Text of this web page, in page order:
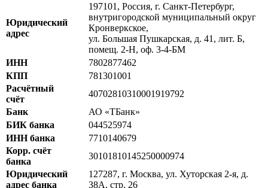
Юридический
адрес
197101, Россия, г. Санкт-Петербург,
внутригородской муниципальный округ
Кронверкское,
ул. Большая Пушкарская, д. 41, лит. Б,
помещ. 2-Н, оф. 3-4-БМ
ИНН
7802877462
КПП
781301001
Расчётный
счёт
40702810310001919792
Банк
АО «ТБанк»
БИК банка
044525974
ИНН банка
7710140679
Корр. счёт
банка
30101810145250000974
Юридический
адрес банка
127287, г. Москва, ул. Хуторская 2-я, д.
38А, стр. 26